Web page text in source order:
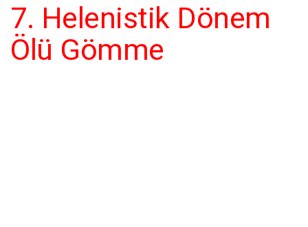
7. Helenistik Dönem
Ölü Gömme